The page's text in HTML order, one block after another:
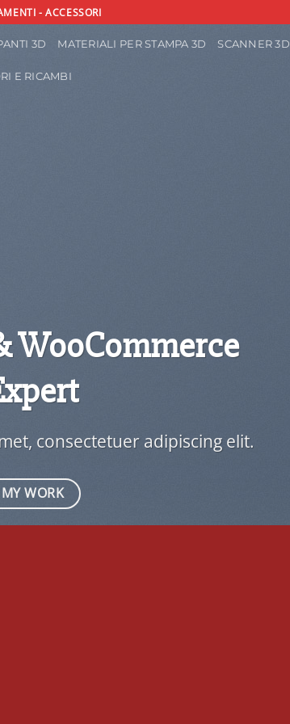
- ACCESSORI
3D MATERIALI PER STAMPA 3D SCANNER 3D
E RICAMBI
WooCommerce
consectetuer adipiscing elit.
MY WORK